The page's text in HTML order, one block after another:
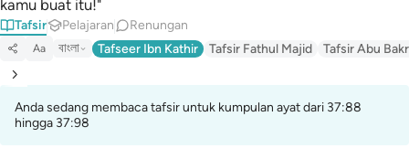
kamu buat itu!"
Tafsir Pelajaran Renungan
Aa বাংলা Tafseer Ibn Kathir Tafsir Fathul Majid Tafsir Abu
Anda sedang membaca tafsir untuk kumpulan ayat dari 37:88
hingga 37:98